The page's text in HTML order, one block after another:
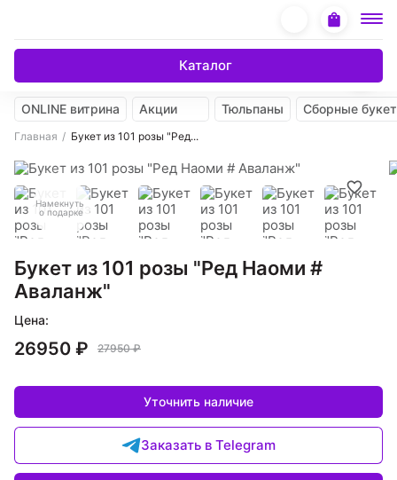
Каталог
ONLINE витрина Акции Тюльпаны Сборные
Главная Букет из 101 розы "Ред...
Намекнуть
о подарке
Букет из 101 розы "Ред Наоми #
Аваланж"
Цена:
26950 ₽ 27950 ₽
Уточнить наличие
Заказать в Telegram